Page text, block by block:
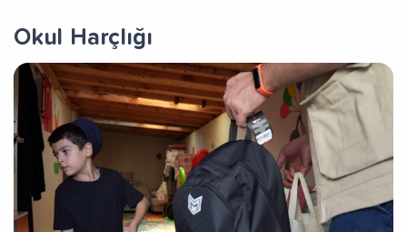
Okul Harçlığı